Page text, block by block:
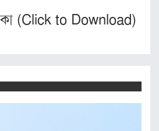
(Click to Download)